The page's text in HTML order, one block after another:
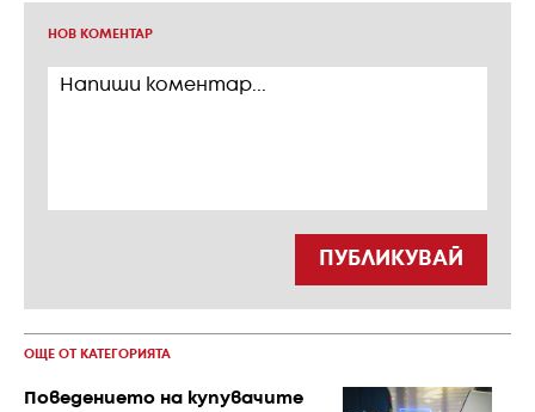
НОВ КОМЕНТАР
ПУБЛИКУВАЙ
ОЩЕ ОТ КАТЕГОРИЯТА
Поведението на купувачите